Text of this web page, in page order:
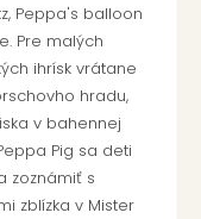
Peppa's balloon
Pre malých
ihrísk vrátane
hradu,
v bahennej
Pig sa deti
zoznámiť s
zblízka v Mister